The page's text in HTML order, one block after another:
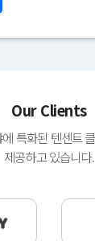
Our Clients
특화된 텐센트
제공하고 있습니다.